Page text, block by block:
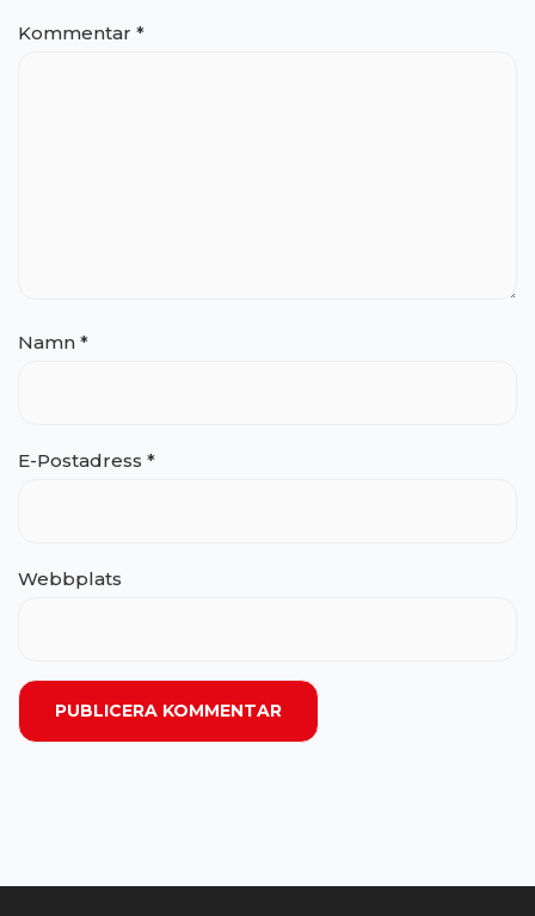
Kommentar *
Namn *
E-Postadress *
Webbplats